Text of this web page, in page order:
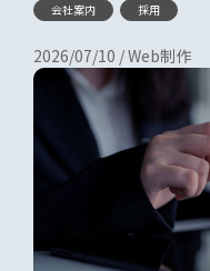
会社案内
採用
2026/07/10 /Web制作